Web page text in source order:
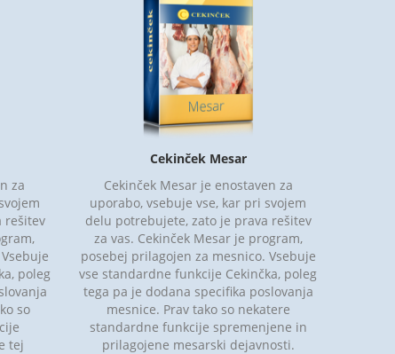
za
rešitev
poleg
so
tej
Cekinček Mesar
Cekinček Mesar je enostaven za
uporabo, vsebuje vse, kar pri svojem
delu potrebujete, zato je prava rešitev
za vas. Cekinček Mesar je program,
posebej prilagojen za mesnico. Vsebuje
vse standardne funkcije Cekinčka, poleg
tega pa je dodana specifika poslovanja
mesnice. Prav tako so nekatere
standardne funkcije spremenjene in
prilagojene mesarski dejavnosti.